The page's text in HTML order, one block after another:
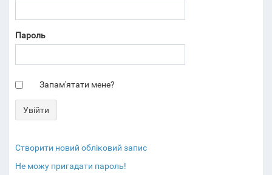
Пароль
Запам'ятати мене?
Створити новий обліковий запис
Не можу пригадати пароль!